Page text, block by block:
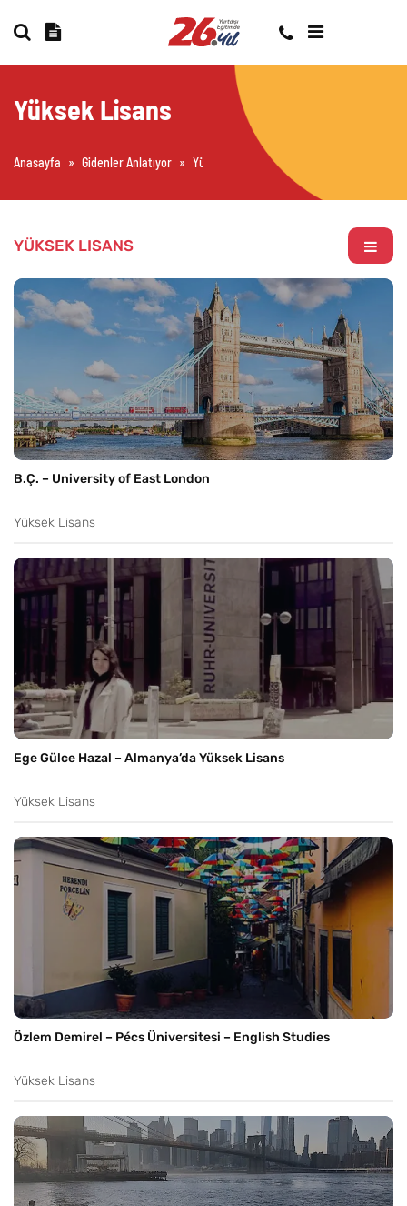
Yüksek Lisans
Anasayfa » Gidenler Anlatıyor » Yüksek Lisans (Sayfa 2)
YÜKSEK LISANS
B.Ç. – University of East London
Yüksek Lisans
Ege Gülce Hazal – Almanya’da Yüksek Lisans
Yüksek Lisans
Özlem Demirel – Pécs Üniversitesi – English Studies
Yüksek Lisans